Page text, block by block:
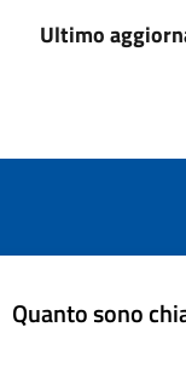
Ultimo
Quanto sono